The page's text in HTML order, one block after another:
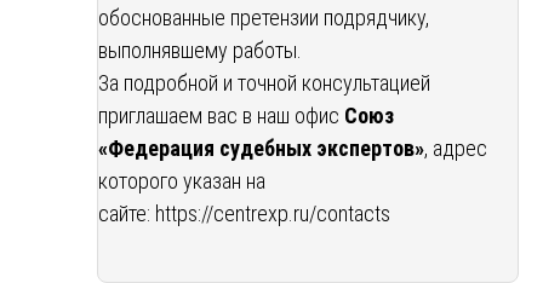
обоснованные претензии подрядчику,
выполнявшему работы.
За подробной и точной консультацией
приглашаем вас в наш офис Союз
«Федерация судебных экспертов», адрес
которого указан на
сайте: https://centrexp.ru/contacts